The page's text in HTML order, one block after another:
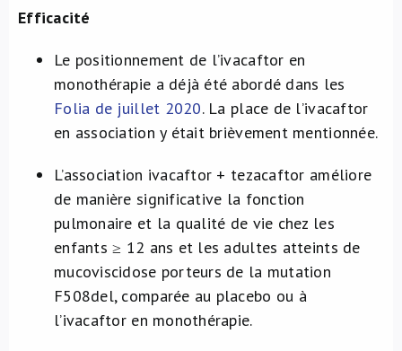
Efficacité
Le positionnement de l’ivacaftor en
monothérapie a déjà été abordé dans les
Folia de juillet 2020. La place de l’ivacaftor
en association y était brièvement mentionnée.
L’association ivacaftor + tezacaftor améliore
de manière significative la fonction
pulmonaire et la qualité de vie chez les
enfants ≥ 12 ans et les adultes atteints de
mucoviscidose porteurs de la mutation
F508del, comparée au placebo ou à
l’ivacaftor en monothérapie.